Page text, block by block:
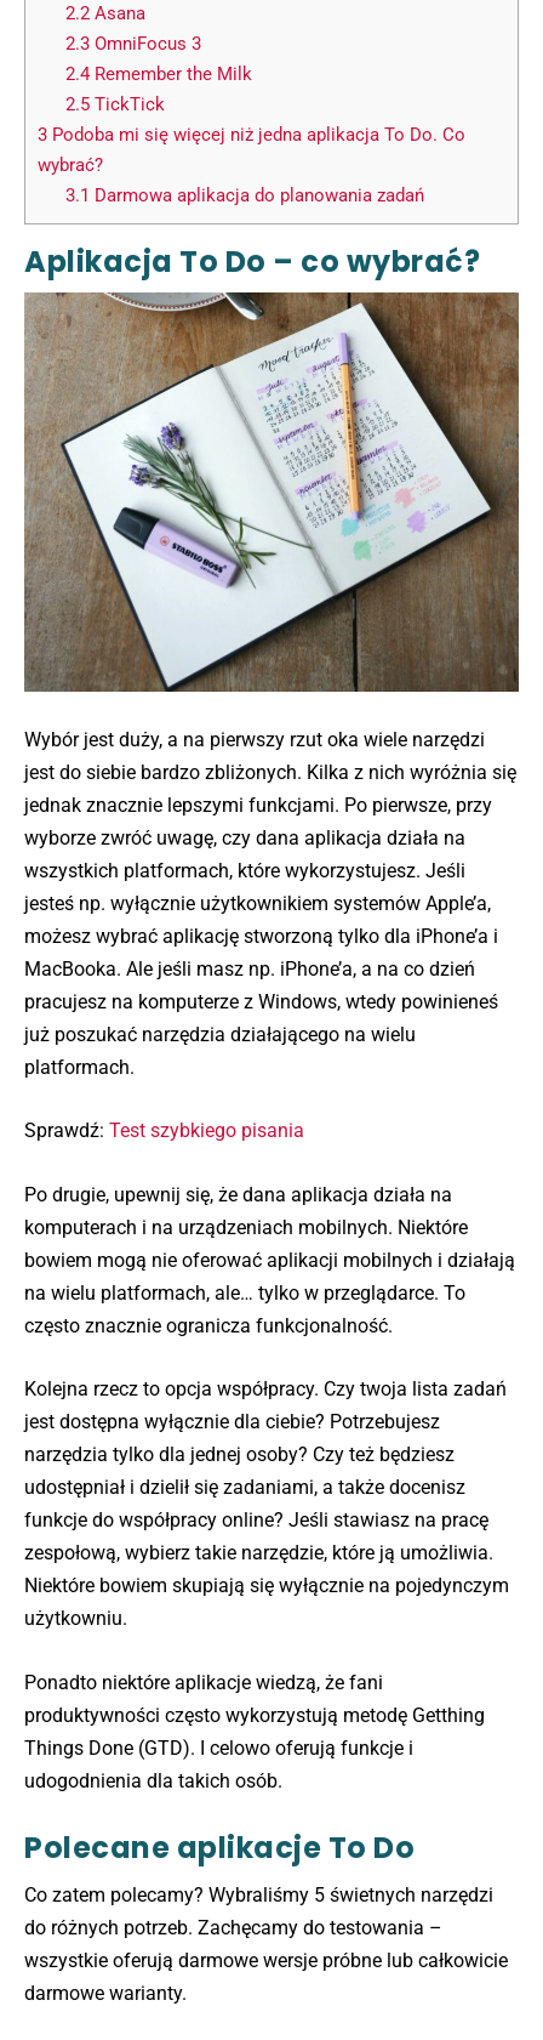
2.2Asana
2.3OmniFocus 3
2.4Remember the Milk
2.5TickTick
3 Podoba mi się więcej niż jedna aplikacja To Do. Co
wybrać?
3.1 Darmowa aplikacja do planowania zadań
Aplikacja To Do – co wybrać?
Wybór jest duży, a na pierwszy rzut oka wiele narzędzi
jest do siebie bardzo zbliżonych. Kilka z nich wyróżnia się
jednak znacznie lepszymi funkcjami. Po pierwsze, przy
wyborze zwróć uwagę, czy dana aplikacja działa na
wszystkich platformach, które wykorzystujesz. Jeśli
jesteś np. wyłącznie użytkownikiem systemów Apple’a,
możesz wybrać aplikację stworzoną tylko dla iPhone’a i
MacBooka. Ale jeśli masz np. iPhone’a, a na co dzień
pracujesz na komputerze z Windows, wtedy powinieneś
już poszukać narzędzia działającego na wielu
platformach.
Sprawdź: Test szybkiego pisania
Po drugie, upewnij się, że dana aplikacja działa na
komputerach i na urządzeniach mobilnych. Niektóre
bowiem mogą nie oferować aplikacji mobilnych i działają
na wielu platformach, ale… tylko w przeglądarce. To
często znacznie ogranicza funkcjonalność.
Kolejna rzecz to opcja współpracy. Czy twoja lista zadań
jest dostępna wyłącznie dla ciebie? Potrzebujesz
narzędzia tylko dla jednej osoby? Czy też będziesz
udostępniał i dzielił się zadaniami, a także docenisz
funkcje do współpracy online? Jeśli stawiasz na pracę
zespołową, wybierz takie narzędzie, które ją umożliwia.
Niektóre bowiem skupiają się wyłącznie na pojedynczym
użytkowniu.
Ponadto niektóre aplikacje wiedzą, że fani
produktywności często wykorzystują metodę Getthing
Things Done (GTD). I celowo oferują funkcje i
udogodnienia dla takich osób.
Polecane aplikacje To Do
Co zatem polecamy? Wybraliśmy 5 świetnych narzędzi
do różnych potrzeb. Zachęcamy do testowania –
wszystkie oferują darmowe wersje próbne lub całkowicie
darmowe warianty.